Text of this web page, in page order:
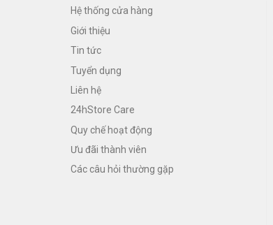
Hệ thống cửa hàng
Giới thiệu
Tin tức
Tuyển dụng
Liên hệ
24hStore Care
Quy chế hoạt động
Ưu đãi thành viên
Các câu hỏi thường gặp